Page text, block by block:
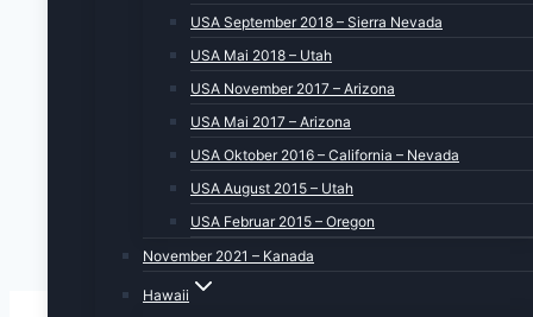
USA September 2018 – Sierra Nevada
USA Mai 2018 – Utah
USA November 2017 – Arizona
USA Mai 2017 – Arizona
USA Oktober 2016 – California – Nevada
USA August 2015 – Utah
USA Februar 2015 – Oregon
November 2021 – Kanada
Hawaii